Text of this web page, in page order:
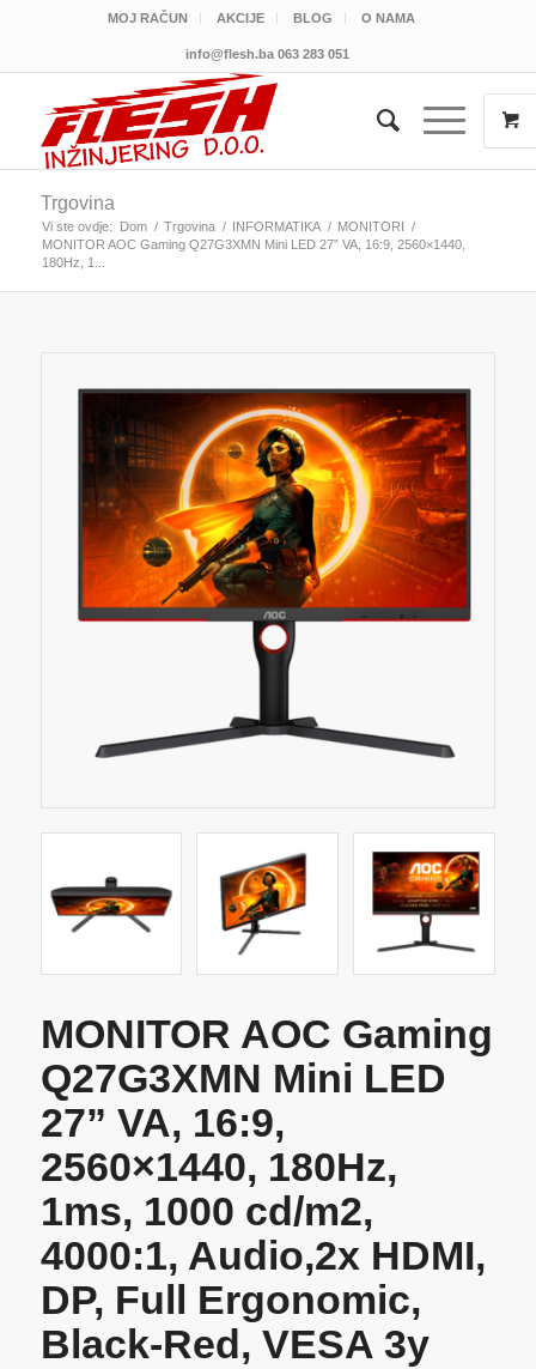
MOJ RAČUN AKCIJE BLOG O NAMA
info@flesh.ba 063 283 051
Trgovina
Vi ste ovdje: Dom / Trgovina / INFORMATIKA / MONITORI /
MONITOR AOC Gaming Q27G3XMN Mini LED 27” VA, 16:9, 2560×1440,
180Hz, 1...
MONITOR AOC Gaming
Q27G3XMN Mini LED
27” VA, 16:9,
2560×1440, 180Hz,
1ms, 1000 cd/m2,
4000:1, Audio,2x HDMI,
DP, Full Ergonomic,
Black-Red, VESA 3y